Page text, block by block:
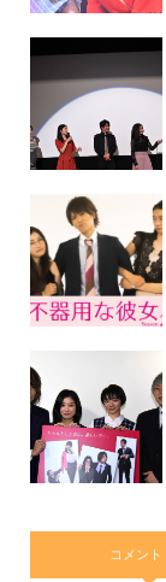
コメント